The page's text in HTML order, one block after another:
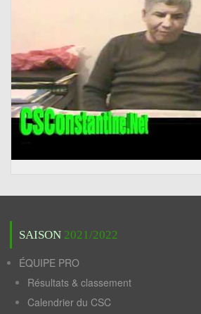
SAISON 2021/2022
ÉQUIPE PRO
Résultats & classement
Calendrier du CSC